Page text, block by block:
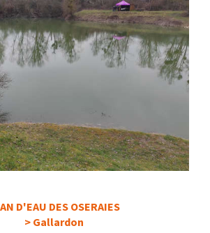
D'EAU DES OSERAIES
> Gallardon